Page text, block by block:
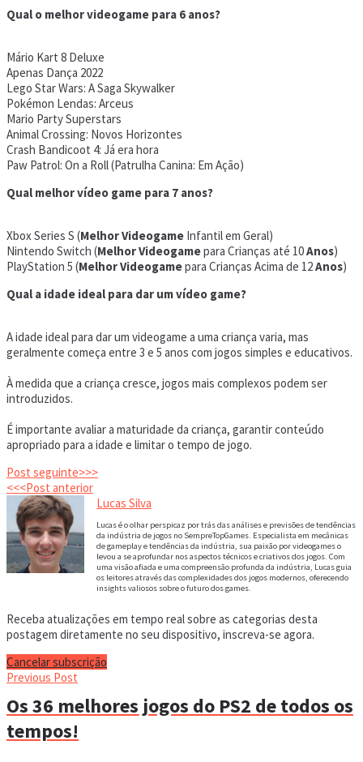
Qual o melhor videogame para 6 anos?
Mário Kart 8 Deluxe
Apenas Dança 2022
Lego Star Wars: A Saga Skywalker
Pokémon Lendas: Arceus
Mario Party Superstars
Animal Crossing: Novos Horizontes
Crash Bandicoot 4: Já era hora
Paw Patrol: On a Roll (Patrulha Canina: Em Ação)
Qual melhor vídeo game para 7 anos?
Xbox Series S (Melhor Videogame Infantil em Geral)
Nintendo Switch (Melhor Videogamepara Crianças até 10Anos)
PlayStation 5 (Melhor Videogamepara Crianças Acima de 12Anos)
Qual a idade ideal para dar um vídeo game?
A idade ideal para dar um videogame a uma criança varia, mas
geralmente começa entre 3 e 5 anos com jogos simples e educativos.
À medida que a criança cresce, jogos mais complexos podem ser
introduzidos.
É importante avaliar a maturidade da criança, garantir conteúdo
apropriado para a idade e limitar o tempo de jogo.
Post seguinte>>>
<<<Post anterior
Lucas Silva
Lucas é o olhar perspicaz por trás das análises e previsões de tendências
da indústria de jogos no SempreTopGames. Especialista em mecânicas
de gameplay e tendências da indústria, sua paixão por videogames o
levou a se aprofundar nos aspectos técnicos e criativos dos jogos. Com
uma visão afiada e uma compreensão profunda da indústria, Lucas guia
os leitores através das complexidades dos jogos modernos, oferecendo
insights valiosos sobre o futuro dos games.
Receba atualizações em tempo real sobre as categorias desta
postagem diretamente no seu dispositivo, inscreva-se agora.
Cancelar subscrição
Previous Post
Os 36 melhores jogos do PS2 de todos os
tempos!